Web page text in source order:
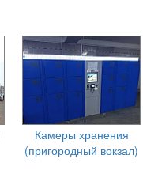
Камеры хранения
(пригородный вокзал)